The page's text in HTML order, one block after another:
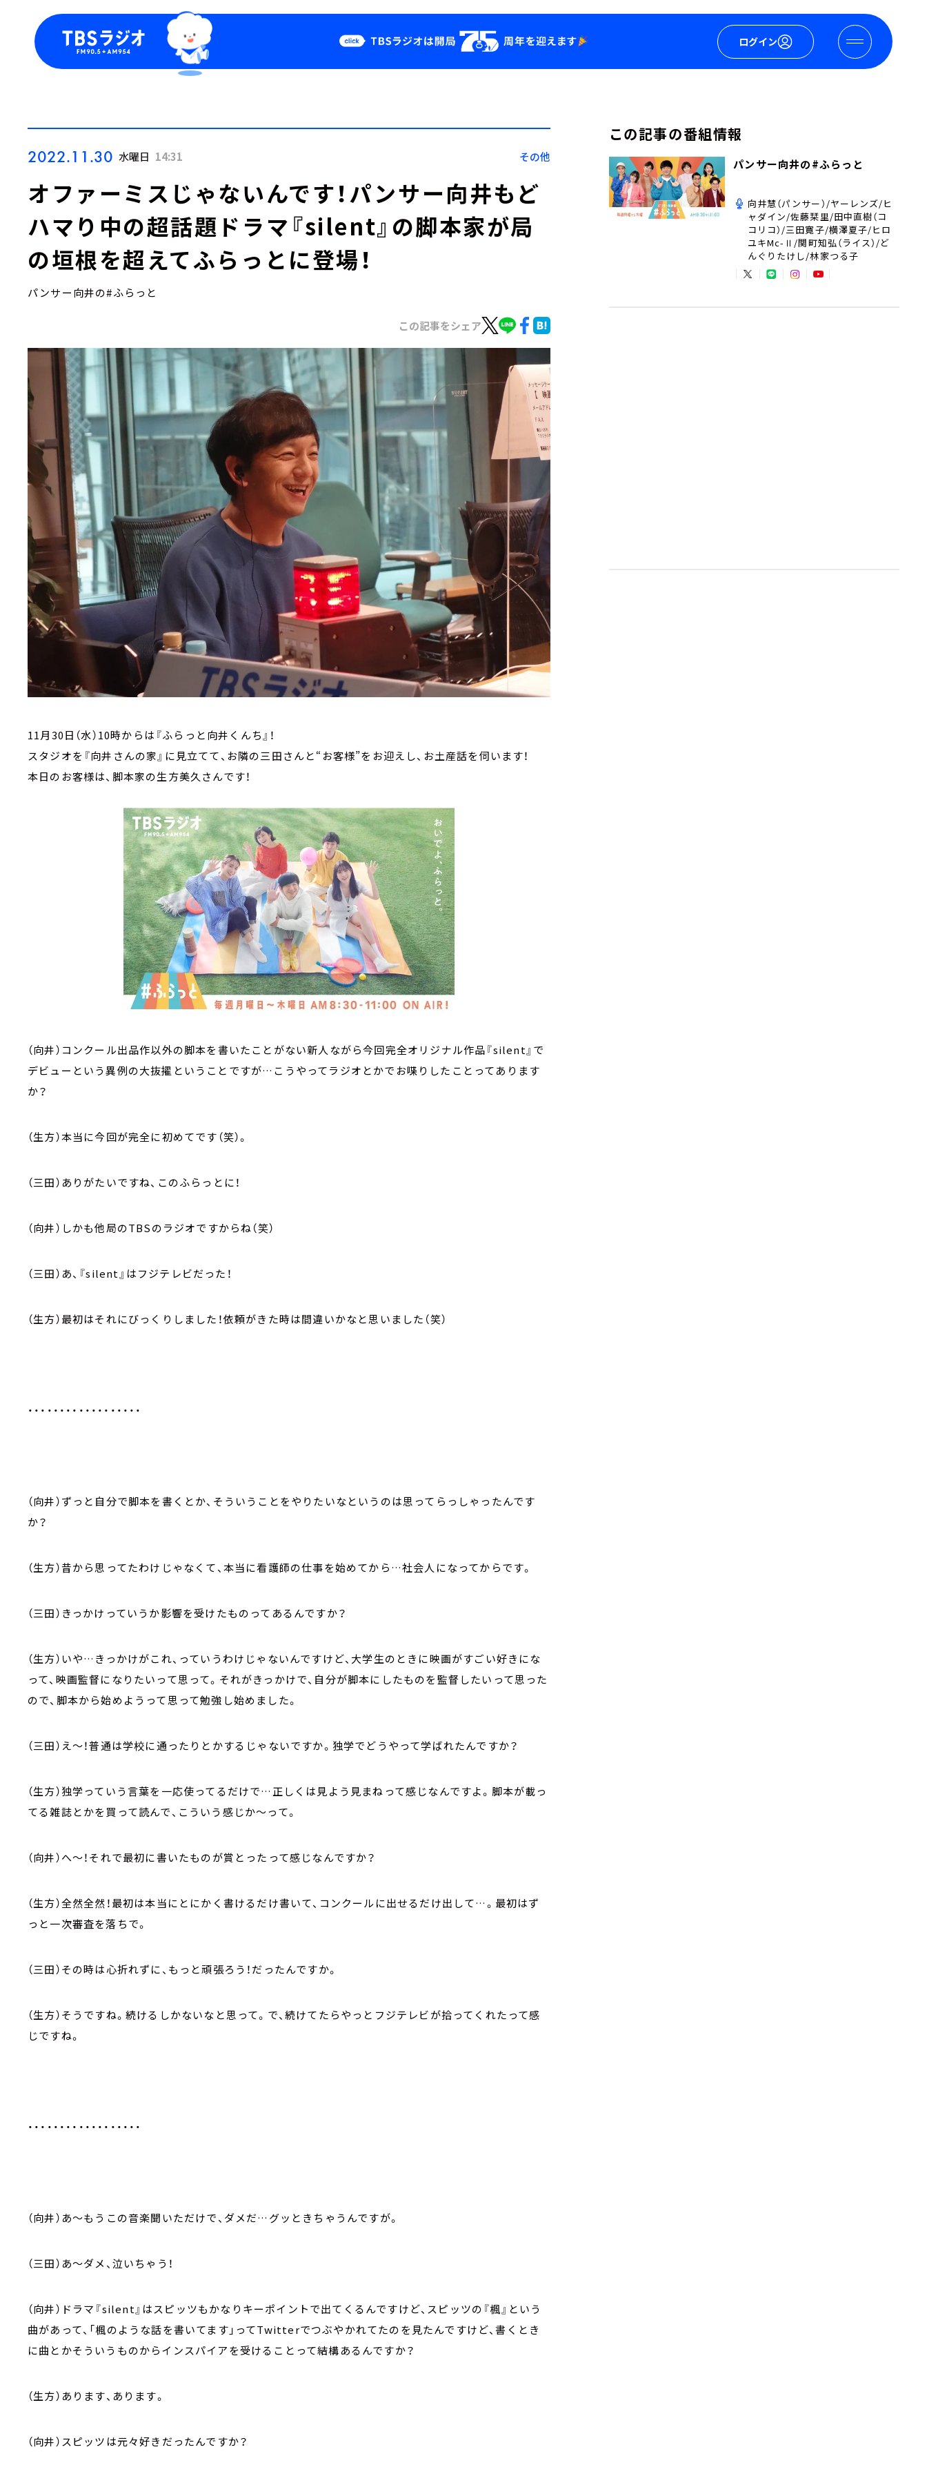
ログイン
Podcast
YouTube
2022.11.30 水曜日 14:31 その他
オファーミスじゃないんです！パンサー向井もど
ハマり中の超話題ドラマ『silent』の脚本家が局
の垣根を超えてふらっとに登場！
パンサー向井の#ふらっと
この記事をシェア
11月30日（水）10時からは『ふらっと向井くんち』！
スタジオを『向井さんの家』に見立てて、お隣の三田さんと“お客様”をお迎えし、お土産話を伺います！
本日のお客様は、脚本家の生方美久さんです！
（向井）コンクール出品作以外の脚本を書いたことがない新人ながら今回完全オリジナル作品『silent』で
デビューという異例の大抜擢ということですが…こうやってラジオとかでお喋りしたことってあります
か？
（生方）本当に今回が完全に初めてです（笑）。
（三田）ありがたいですね、このふらっとに！
（向井）しかも他局のTBSのラジオですからね（笑）
（三田）あ、『silent』はフジテレビだった！
（生方）最初はそれにびっくりしました！依頼がきた時は間違いかなと思いました（笑）
・・・・・・・・・・・・・・・・・・
（向井）ずっと自分で脚本を書くとか、そういうことをやりたいなというのは思ってらっしゃったんです
か？
（生方）昔から思ってたわけじゃなくて、本当に看護師の仕事を始めてから…社会人になってからです。
（三田）きっかけっていうか影響を受けたものってあるんですか？
（生方）いや…きっかけがこれ、っていうわけじゃないんですけど、大学生のときに映画がすごい好きにな
って、映画監督になりたいって思って。それがきっかけで、自分が脚本にしたものを監督したいって思った
ので、脚本から始めようって思って勉強し始めました。
（三田）え～！普通は学校に通ったりとかするじゃないですか。独学でどうやって学ばれたんですか？
（生方）独学っていう言葉を一応使ってるだけで…正しくは見よう見まねって感じなんですよ。脚本が載っ
てる雑誌とかを買って読んで、こういう感じか～って。
（向井）へ～！それで最初に書いたものが賞とったって感じなんですか？
（生方）全然全然！最初は本当にとにかく書けるだけ書いて、コンクールに出せるだけ出して…。最初はず
っと一次審査を落ちで。
（三田）その時は心折れずに、もっと頑張ろう！だったんですか。
（生方）そうですね。続けるしかないなと思って。で、続けてたらやっとフジテレビが拾ってくれたって感
じですね。
・・・・・・・・・・・・・・・・・・
（向井）あ～もうこの音楽聞いただけで、ダメだ…グッときちゃうんですが。
（三田）あ～ダメ、泣いちゃう！
（向井）ドラマ『silent』はスピッツもかなりキーポイントで出てくるんですけど、スピッツの『楓』という
曲があって、「楓のような話を書いてます」ってTwitterでつぶやかれてたのを見たんですけど、書くとき
に曲とかそういうものからインスパイアを受けることって結構あるんですか？
（生方）あります、あります。
（向井）スピッツは元々好きだったんですか？
この記事の番組情報
パンサー向井の#ふらっと
向井慧（パンサー）/ヤーレンズ/ヒ
ャダイン/佐藤栞里/田中直樹（コ
コリコ）/三田寛子/横澤夏子/ヒロ
ユキMc-Ⅱ/関町知弘（ライス）/ど
んぐりたけし/林家つる子